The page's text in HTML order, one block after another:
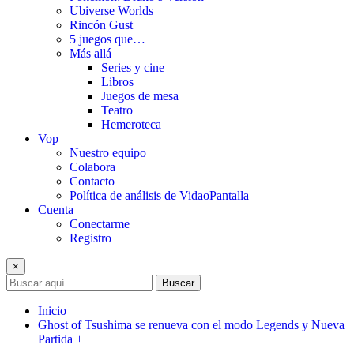
Ubiverse Worlds
Rincón Gust
5 juegos que…
Más allá
Series y cine
Libros
Juegos de mesa
Teatro
Hemeroteca
Vop
Nuestro equipo
Colabora
Contacto
Política de análisis de VidaoPantalla
Cuenta
Conectarme
Registro
×
Buscar
Inicio
Ghost of Tsushima se renueva con el modo Legends y Nueva
Partida +